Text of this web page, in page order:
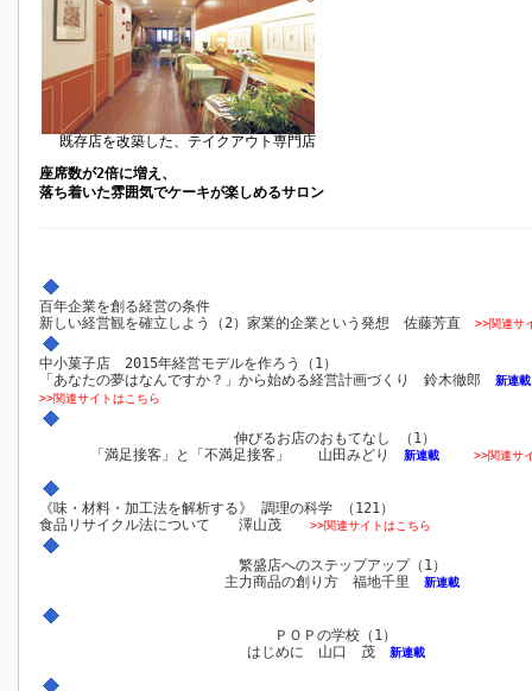
既存店を改築した、テイクアウト専門店
座席数が2倍に増え、
落ち着いた雰囲気でケーキが楽しめるサロン
百年企業を創る経営の条件
新しい経営観を確立しよう（2）家業的企業という発想 佐藤芳直
>>関連サ
中小菓子店 2015年経営モデルを作ろう（1）
「あなたの夢はなんですか？」から始める経営計画づくり 鈴木徹郎
新連載
>>関連サイトはこちら
伸びるお店のおもてなし （1）
「満足接客」と「不満足接客」 山田みどり
新連載 >>関連サ
《味・材料・加工法を解析する》 調理の科学 （121）
食品リサイクル法について 澤山茂
>>関連サイトはこちら
繁盛店へのステップアップ（1）
主力商品の創り方 福地千里
新連載
ＰＯＰの学校（1）
はじめに 山口 茂
新連載